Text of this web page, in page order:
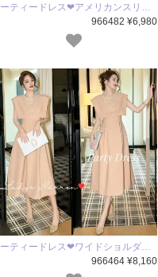
ティードレス❤アメリカンスリ…
966482 ¥6,980
ティードレス❤ワイドショルダ…
966464 ¥8,160